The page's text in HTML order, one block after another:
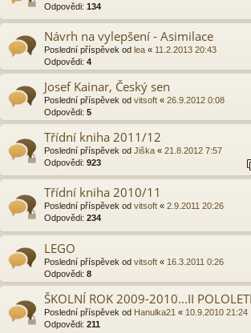
Odpovědi: 134
Návrh na vylepšení - Asimilace
Poslední příspěvek od lea « 11.2.2013 20:43
Odpovědi: 4
Josef Kainar, Český sen
Poslední příspěvek od vitsoft « 26.9.2012 0:08
Odpovědi: 5
Třídní kniha 2011/12
Poslední příspěvek od Jiška « 21.8.2012 7:57
Odpovědi: 923
Třídní kniha 2010/11
Poslední příspěvek od vitsoft « 2.9.2011 20:26
Odpovědi: 234
LEGO
Poslední příspěvek od vitsoft « 16.3.2011 0:26
Odpovědi: 8
ŠKOLNÍ ROK 2009-2010...II
Poslední příspěvek od Hanulka21 « 10.9.2010 21:24
Odpovědi: 211